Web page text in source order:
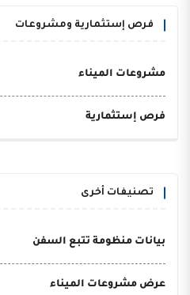
فرص إستثمارية ومشروعات
مشروعات الميناء
فرص إستثمارية
تصنيفات أخرى
بيانات منظومة تتبع السفن
عرض مشروعات الميناء